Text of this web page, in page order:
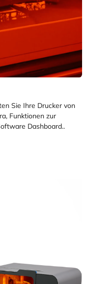
Sie Ihre Drucker von
Funktionen zur
Dashboard..